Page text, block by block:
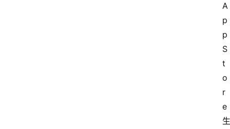
A
p
p
S
t
o
r
e
生